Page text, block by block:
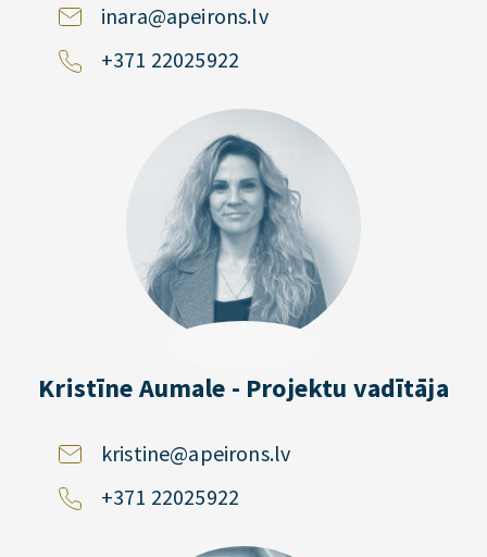
inara@apeirons.lv
+371 22025922
Kristīne Aumale - Projektu vadītāja
kristine@apeirons.lv
+371 22025922